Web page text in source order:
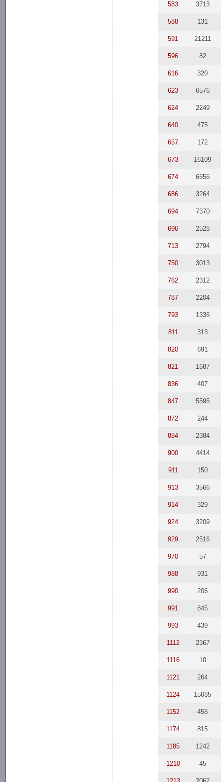
583 3713
588 131
591 21211
596 82
616 320
623 6576
624 2249
640 475
657 172
673 16109
674 6656
686 3264
694 7370
696 2528
713 2794
750 3013
762 2312
787 2204
793 1336
811 313
820 691
821 1687
836 407
847 5595
872 244
884 2384
900 4414
911 150
913 3566
914 329
924 3209
929 2516
970 57
988 931
990 206
991 845
993 439
1112 2367
1116 10
1121 264
1124 15085
1152 458
1174 815
1185 1242
1210 45